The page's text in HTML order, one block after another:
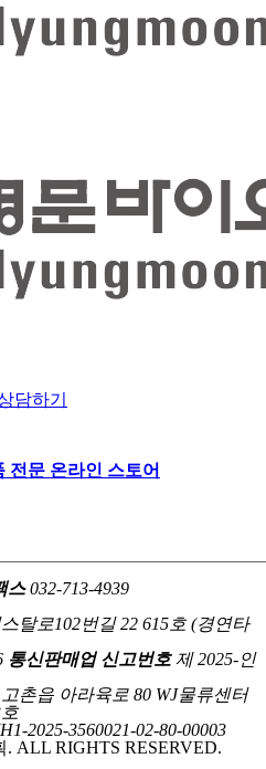
담하기
스032-713-4939
탈로102번길 22 615호 (경연타
통신판매업 신고번호제 2025-인
촌읍 아라육로 80 WJ물류센터
2025-3560021-02-80-00003
ALL RIGHTS RESERVED.